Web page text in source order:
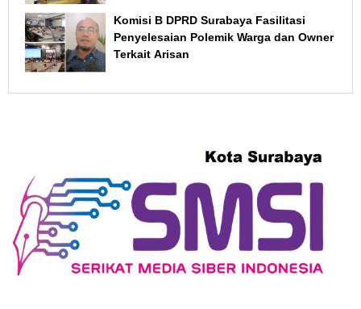
Komisi B DPRD Surabaya Fasilitasi
Penyelesaian Polemik Warga dan Owner
Terkait Arisan